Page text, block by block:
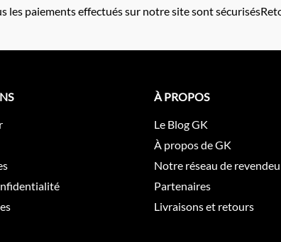
les paiements effectués sur notre site sont sécurisés
À PROPOS
Le Blog GK
À propos de GK
Notre réseau de
Partenaires
Livraisons et retours